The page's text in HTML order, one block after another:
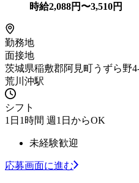
時給2,088円〜3,510円
勤務地
面接地
茨城県稲敷郡阿見町うずら野
荒川沖駅
シフト
1日1時間 週1日からOK
未経験歓迎
応募画面に進む